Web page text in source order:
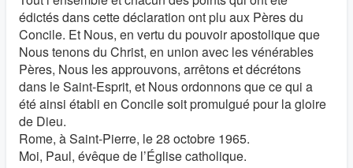
édictés dans cette déclaration ont plu aux Pères du
Concile. Et Nous, en vertu du pouvoir apostolique que
Nous tenons du Christ, en union avec les vénérables
Pères, Nous les approuvons, arrêtons et décrétons
dans le Saint-Esprit, et Nous ordonnons que ce qui a
été ainsi établi en Concile soit promulgué pour la gloire
de Dieu.
Rome, à Saint-Pierre, le 28 octobre 1965.
Moi, Paul, évêque de l’Église catholique.